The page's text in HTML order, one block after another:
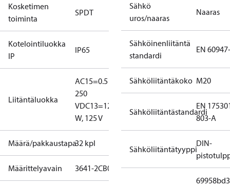
Kosketimen
toiminta
SPDT
Kotelointiluokka
IP
IP65
Liitäntäluokka
AC15=0.5 A,
250
VDC13=12
W, 125 V
Määrä/pakkaustapa32 kpl
Määrittelyavain 3641-2CB04
Sähkö
uros/naaras
Naaras
Sähköinenliitäntä
standardi
EN
Sähköliitäntäkoko M20
Sähköliitäntästandardi
EN
803-A
Sähköliitäntätyyppi
DIN-